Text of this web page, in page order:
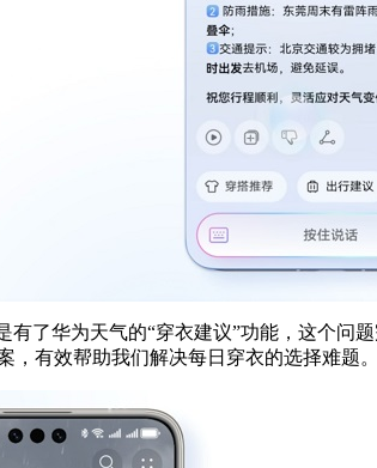
有了华为天气的“穿衣建议”功能，这个
有效帮助我们解决每日穿衣的选择难题。